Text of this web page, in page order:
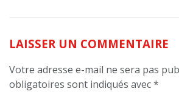
LAISSER UN COMMENTAIRE
Votre adresse e-mail ne sera pas
obligatoires sont indiqués avec*